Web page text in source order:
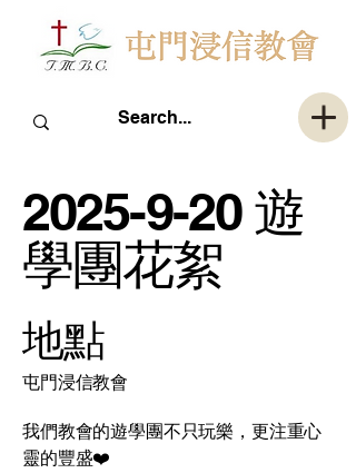
2025-9-20遊
學團花絮
地點
屯門浸信教會
我們教會的遊學團不只玩樂，更注重心
靈的豐盛❤️